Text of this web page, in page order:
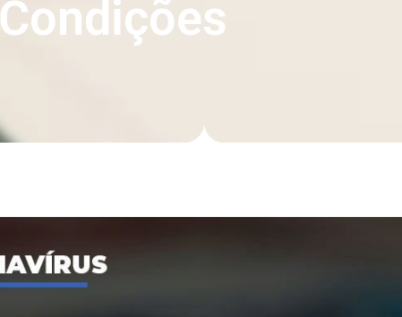
Condições